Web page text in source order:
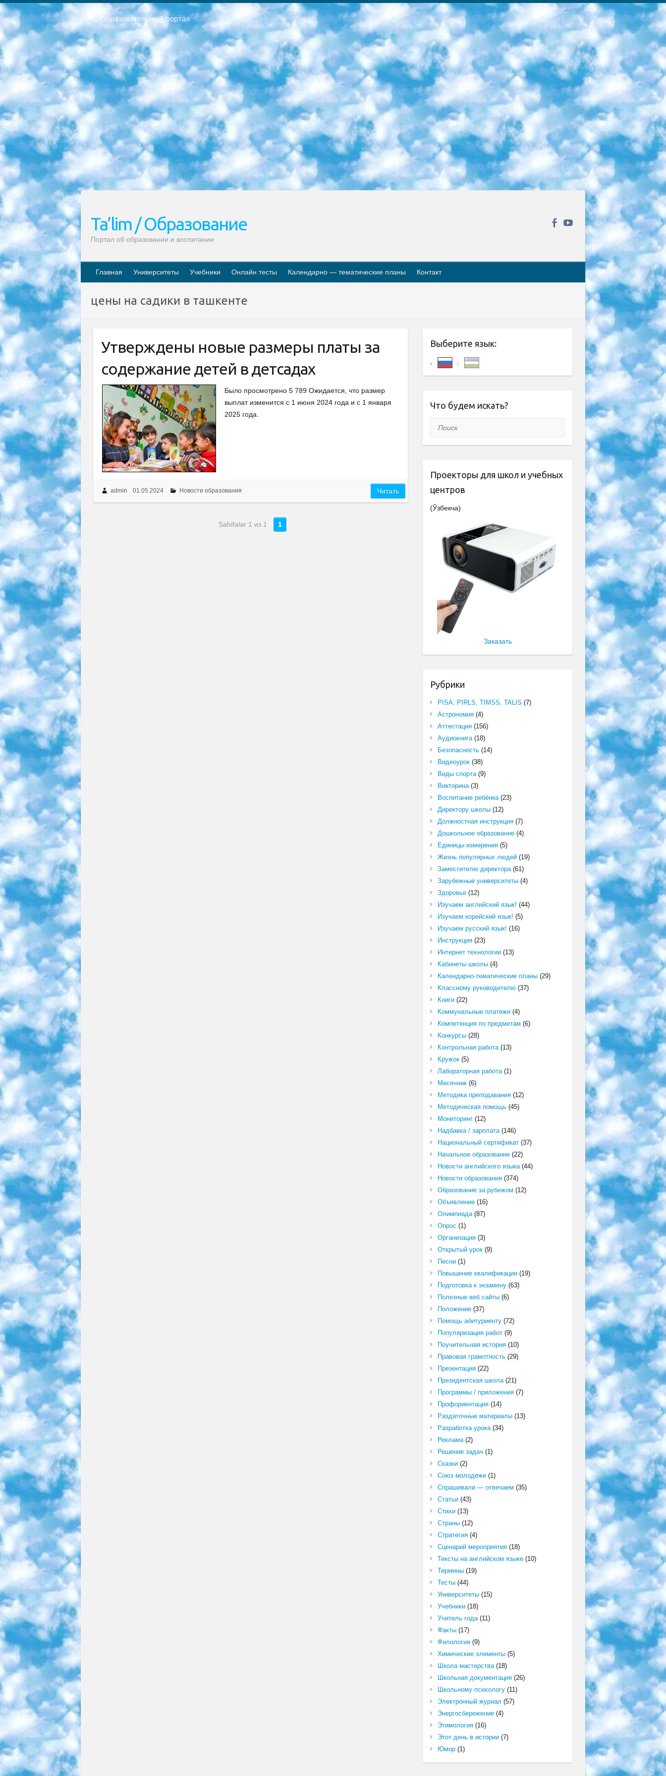
Образовательный портал
РЕСПУБЛИКА УЗБЕКИСТАН МИНИСТРЕРСТВО ДОШКОЛЬНОГО И ШКОЛЬНОГО ОБРАЗОВАНИЯ КОМАНДА в общеобразовательных учреждениях в 2023-2024 учебном году организация и проведение итоговой государственной аттестации обучающихся о Министра дошкольного и школьного образования Республики Узбекистан от 4 марта 2008 года (постановлением Минюста от 20 марта 2008 года № 1778 государственной регистрации) «Итоговое состояние учащихся общего среднего образования на основании положения об утверждении положения об аттестации общего среднего образования выпускной экзамен студентов в образовательных учреждениях в 2023-2024 учебном году В целях организации и прохождения аттестации приказываю: 1. Следующее: перечень предметов, по которым будет проводиться итоговая государственная аттестация и экзамен формы перевода согласно приложению 1; сертификаты международного образца, оценивающие уровень владения иностранными языками перечень согласно приложению 2; 2. Педагогический при специализированных образовательных учреждениях. научно-практический центр квалификации и международной оценки (Д.Давидова) 2024 г. До 25 марта: задания по предметам, по которым будет проводиться итоговая аттестация разработка и утверждение технических условий; итоговая аттестация на основании разработанного предметного задания разработка вопросов по предметам (устно и письменно), экзамен передача; общеобразовательные средние школы и специальные учебные заведения учащиеся выпускных классов школ и интернатов в агентской системе подготовка базы данных экзаменационных материалов и критериев оценки; перевод базы экзаменационных материалов на все языки обучения подать в Республиканский образовательный центр для изготовления; варианты экзаменов на основе разработанных контрольных материалов пусть будут поставлены задачи формирования. 3. Республиканский образовательный центр (Ш.Худайкулов) до 5 апреля 2024 года. до: база данных предоставленных экзаменационных материалов на все языки обучения перевод и экспертиза; для слепых, слабовидящих, глухих, слабослышащих и умственно отсталых детей учащиеся выпускных классов специализированных школ и школ-интернатов база данных экзаменационных материалов на всех преподаваемых языках подготовка критериев оценки; специализированные школы для умственно отсталых детей и технологии для учащихся выпускных классов школ-интернатов разработка соответствующих рекомендаций и критериев проведения ЕГЭ по естествознанию давать задания. 4. Педагогический при специализированных образовательных учреждениях. Научно-практический центр навыков и международной оценки (Д.Давидова), Республика образовательный центр (Худайкулов Ш.) итоговый государственный аттестационный экзамен ориентирован на творческое и логическое мышление при подготовке базы материалов учитывать введение заданий. 5. Следует отметить, что: сертификат государственного образца о знании общеобразовательного предмета и как минимум национальный уровень B1 по предметам на иностранных языках, указанным в Приложении 2. или международно признанный сертификат эквивалентного уровня студенты, изучающие определенный предмет, освобождаются от экзамена; по соответствующим предметам запланирована итоговая государственная аттестация за день до дня, путем жеребьевки Рабочей группой (в письменной форме по предметам, проводимым в форме) из числа сформированных вариантов выбрано 2 варианта; 2 выбранных варианта экзамена анонсированы на официальном сайте министерства и все выпускники по всей стране на основе этих вариантов проводит итоговую государственную аттестацию. 6. Государственное образование учащихся средних общеобразовательных учреждений. знания в соответствии с квалификационными требованиями, которые необходимо приобрести на основании стандартов итоговый (выпускной) контроль для 9 и 11 классов в целях тестирования Экзамены (далее – экзамены) состоят из предметов, перечисленных в приложении 1. будет сделано. 7. Экзамены пройдут с 26 мая по 15 июня 2024 г. (кроме науки физического воспитания). 8. Физическая для учащихся 9 классов общесредних образовательных учреждений. Экзамены по предмету «Образование, квалификация медицина» 1-6 мая 2024 года. сотрудники перевести под присмотр (с отклонениями в физическом или умственном развитии) специализированная школа для детей, школы-интернаты и со сколиозом школы-интернаты санаторного типа для больных детей исключены). 9. Он был слепым, слабовидящим и имел нарушения опорно-двигательного аппарата. экзамены в специализированных школах и интернатах для детей должны проводиться исходя из требований, предъявляемых к общеобразовательным учреждениям (физкультура кроме науки). 10. Специализированная школа для глухих и слабослышащих детей. и экзамены в интернатах и быть реализован в виде письменного теста по математике. 11. Специальность для умственно отсталых детей. Для 9 класса Родной язык и литературное письмо Государственный язык (язык обучения – узбекский). для неклассов) написано Математическое письмо Письменная/устная история Узбекистана Физическое воспитание практично Итоговый контроль Для 11 класса Написание родного языка и литературы (эссе) Математическое письмо Узбекский язык (обучение на узбекском языке) не посещающее общее среднее образование для учреждений)/Образовательное учреждение выбор письменный и устный Иностранный язык письменный/устный Письменная/устная история Узбекистана *По выбору студента:  Химия  Физика  Основы государственного права  География 10 бесплатных образовательных ресурсов - Мы составили подборку онлайн-проектов с интерактивными упражнениями, видеолекциями и статьями. Они помогут вам обрести новые и освежить старые знания бесплатно. 1. «ИНТУИТ» Старейшая образовательная площадка Рунета. Здесь вы найдёте сотни текстовых и видеокурсов на десятки различных тем — от программирования до психологии. Многие курсы подготовлены российскими университетами и крупными международными компаниями вроде Intel и Microsoft. Самостоятельное обучение бесплатное, но желающие могут оплатить услуги персональных наставников. 2. «Смартия» знакомит с актуальными профессиями и подсказывает, как им обучаться. Выбрав заинтересовавшую вас специальность — SMM-специалист, фотограф, веб-дизайнер или другую, — увидите список необходимых для неё умений. Чтобы вы могли освоить их самостоятельно, для каждого умения площадка отображает подборку ссылок на учебные материалы. Хотя «Смартия» ориентируется на русскоязычную аудиторию, часть контента всё же доступна только на английском. 3. «Лекторий Физтеха» Проект Московского физико-технического института (Физтеха). С его помощью вы можете смотреть онлайн серии лекций, записанные на видео в этом вузе. В числе доступных предметов — физика, биология, химия, информационные технологии и другие. К некоторым лекциям администрация ресурса прилагает готовые конспекты, которые можно скачивать в PDF-формате. 4. ITMOcourses Онлайн-площадка Санкт-Петербургского национального исследовательского университета информационных технологий, механики и оптики (ИТМО). Ресурс предоставляет свободный доступ к курсам, разработанным в этом вузе. Каталог материалов разбит на четыре категории: «Оптические системы и технологии», «Приборостроение и робототехника», «Информационные технологии» и «Биотехнологии». Курсы состоят из видеолекций, интерактивных демонстраций и заданий. 5. «КиберЛенинка» Электронная научная библиотека открытого доступа. Каталог площадки регулярно обрастает текстами статей из различных научных изданий. Сгруппированные по журналам и рубрикам публикации можно читать онлайн или скачивать целиком в PDF-формате. Проект нацелен на популяризацию науки за счёт открытого доступа к качественной информации. 6. «ПостНаука» На этом ресурсе публикуют подборки видеолекций, составленные экспертами из разных отраслей и объединённые общими темами. Среди них, к примеру, есть серии «Биоинформатика и геномика», «Культура средневековой Скандинавии» и Cinema Studies о теории кино. Каждая подборка лекций — логически связанная история, рассказанная экспертом от первого лица. Кроме того, на сайте появляются научно-образовательные статьи и тесты на разные темы. 7. «Newочём» Команда проекта «Newочём» отбирает самые интересные тексты из англоязычных СМИ и переводит те из них, за которые голосуют участники сообщества «ВКонтакте». По большей части это научно-популярные статьи. Редакторы придумывают лишь заголовки, в остальном содержание переводов соответствует оригиналам. Полные тексты можно читать прямо в социальной сети. 8. InternetUrok Онлайн-база материалов по основным дисциплинам школьной программы. Информация на сайте структурирована по классам, предметам и темам (урокам). Каждый урок состоит из видеолекций и конспектов. Есть также интерактивные тренажёры и тесты для закрепления пройденного материала. Даже если вы давно окончили школу, возможность повторить программу старших классов всегда может пригодиться. 9. Edutainme Ещё один ресурс об образовании. В отличие от Newtonew, как мне кажется, Edutainme больше ориентируется на представителей индустрии: педагогов, предпринимателей, разработчиков образовательных проектов. Но и любой, кто просто стремится к саморазвитию, найдёт на сайте много полезного и интересного для себя. Например, информацию о новых курсах и образовательных сервисах. 10. Newtonew Онлайн-медиа об образовании и обучении в широком смысле. Авторы Newtonew пишут об инструментах, заведениях, тактиках и стратегиях, которые помогают учить других и получать новые знания самостоятельно. На этой площадке вы найдёте новости, обзоры, аналитические мат
Ta’lim / Образование
Портал об образовании и воспитании
Главная Университеты Учебники Онлайн тесты Календарно — тематические планы Контакт
цены на садики в ташкенте
Утверждены новые размеры платы за
содержание детей в детсадах
Было просмотрено 5 789 Ожидается, что размер
выплат изменится с 1 июня 2024 года и с 1 января
2025 года.
admin 01.05.2024 Новости образования Читать
Sahifalar 1 из 1 1
Выберите язык:
Что будем искать?
Поиск
Проекторы для школ и учебных
центров
(Ўзбекча)
Заказать
Рубрики
PISA, PIRLS, TIMSS, TALIS (7)
Астрономия(4)
Аттестация(156)
Аудиокнига(18)
Безопасность(14)
Видеоурок(38)
Виды спорта(9)
Викторина(3)
Воспитание ребёнка(23)
Директору школы(12)
Должностная инструкция(7)
Дошкольное образование(4)
Единицы измерения(5)
Жизнь популярных людей(19)
Заместителю директора(61)
Зарубежные университеты(4)
Здоровье(12)
Изучаем английский язык! (44)
Изучаем корейский язык! (5)
Изучаем русский язык! (16)
Инструкция(23)
Интернет технологии(13)
Кабинеты школы(4)
Календарно-тематические планы(29)
Классному руководителю(37)
Книги(22)
Коммунальные платежи(4)
Компетенция по предметам (6)
Конкурсы(28)
Контрольная работа(13)
Кружок(5)
Лабораторная работа(1)
Месячник(6)
Методика преподавания(12)
Методическая помощь(45)
Мониторинг(12)
Надбавка / зарплата(146)
Национальный сертификат(37)
Начальное образование(22)
Новости английского языка(44)
Новости образования(374)
Образование за рубежом (12)
Объявление(16)
Олимпиада(87)
Опрос (1)
Организация(3)
Открытый урок(9)
Песни(1)
Повышение квалификации(19)
Подготовка к экзамену(63)
Полезные веб сайты(6)
Положение(37)
Помощь абитуриенту(72)
Популяризация работ(9)
Поучительная история(10)
Правовая грамотность(29)
Презентация(22)
Президентская школа(21)
Программы / приложения(7)
Профориентация(14)
Раздаточные материалы(13)
Разработка урока(34)
Реклама(2)
Решение задач (1)
Сказки(2)
Союз молодёжи(1)
Спрашивали — отвечаем (35)
Статьи(43)
Стихи(13)
Страны(12)
Стратегия(4)
Сценарий мероприятия(18)
Тексты на английском языке(10)
Термины(19)
Тесты(44)
Университеты(15)
Учебники(18)
Учитель года(11)
Факты(17)
Филология(9)
Химические элементы(5)
Школа мастерства(18)
Школьная документация(26)
Школьному психологу(11)
Электронный журнал (57)
Энергосбережение(4)
Этимология(16)
Этот день в истории(7)
Юмор(1)